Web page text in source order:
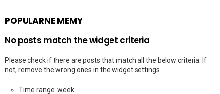
POPULARNE MEMY
No posts match the widget criteria
Please check if there are posts that match all the below criteria. If
not, remove the wrong ones in the widget settings.
Time range: week